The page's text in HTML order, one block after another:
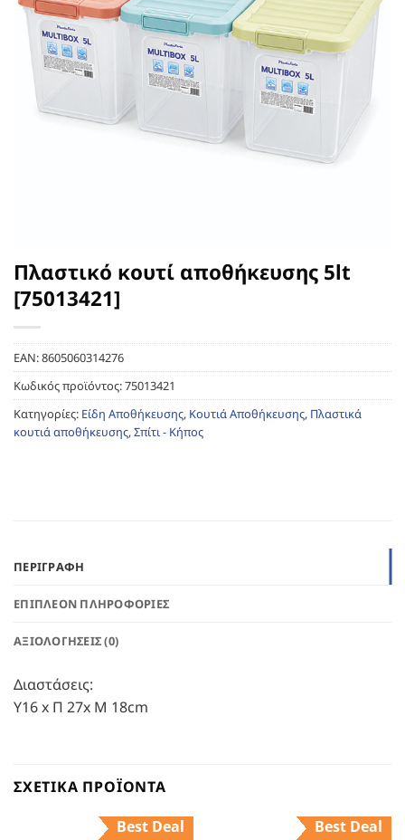
Πλαστικό κουτί αποθήκευσης 5lt
[75013421]
EAN:8605060314276
Κωδικός προϊόντος:75013421
Κατηγορίες: Είδη Αποθήκευσης, Κουτιά Αποθήκευσης, Πλαστικά
κουτιά αποθήκευσης,Σπίτι - Κήπος
ΠΕΡΙΓΡΑΦΉ
ΕΠΙΠΛΈΟΝ ΠΛΗΡΟΦΟΡΊΕΣ
ΑΞΙΟΛΟΓΉΣΕΙΣ (0)
Διαστάσεις:
Υ16 x Π 27x Μ 18cm
ΣΧΕΤΙΚΆ ΠΡΟΪΌΝΤΑ
Best Deal
Best Deal